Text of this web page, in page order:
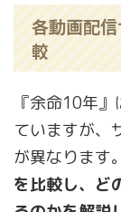
各動画配
較
『余命10年
ていますが、
が異なります。
を比較し、ど